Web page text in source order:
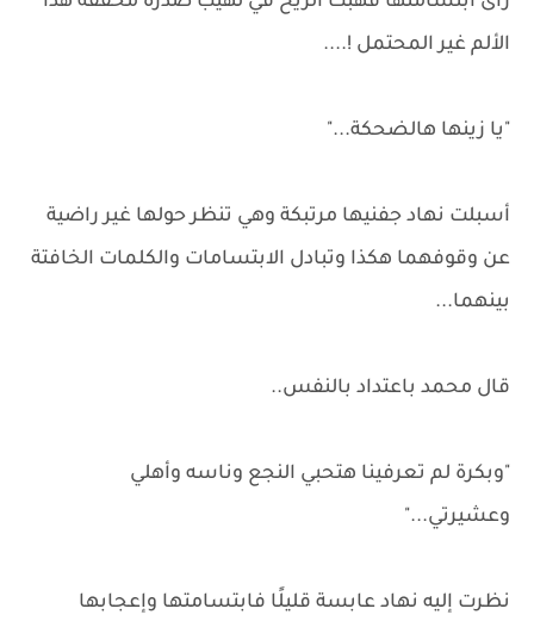
الألم غير المحتمل !....
"يا زينها هالضحكة..."
أسبلت نهاد جفنيها مرتبكة وهي تنظر حولها غير راضية
عن وقوفهما هكذا وتبادل الابتسامات والكلمات الخافتة
بينهما...
قال محمد باعتداد بالنفس..
"وبكرة لم تعرفينا هتحبي النجع وناسه وأهلي
وعشيرتي..."
نظرت إليه نهاد عابسة قليلًا فابتسامتها وإعجابها